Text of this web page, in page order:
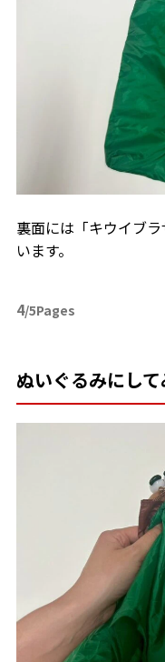
裏面には「キウイブ
います。
4/5Pages
ぬいぐるみにして